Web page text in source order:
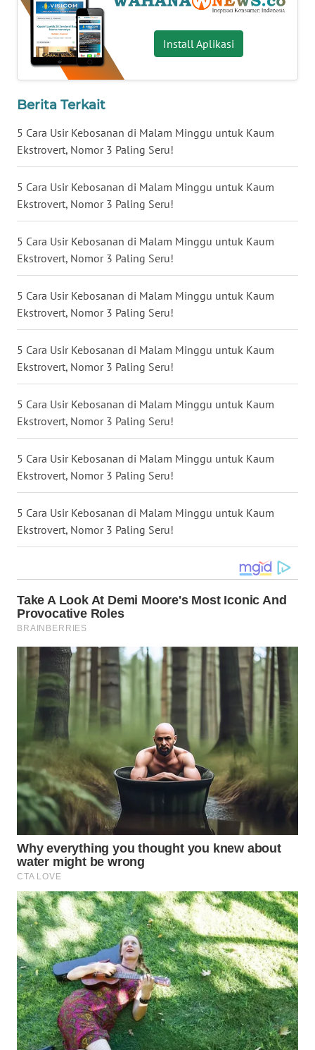
Install Aplikasi
Berita Terkait
5 Cara Usir Kebosanan di Malam Minggu untuk Kaum
Ekstrovert, Nomor 3 Paling Seru!
5 Cara Usir Kebosanan di Malam Minggu untuk Kaum
Ekstrovert, Nomor 3 Paling Seru!
5 Cara Usir Kebosanan di Malam Minggu untuk Kaum
Ekstrovert, Nomor 3 Paling Seru!
5 Cara Usir Kebosanan di Malam Minggu untuk Kaum
Ekstrovert, Nomor 3 Paling Seru!
5 Cara Usir Kebosanan di Malam Minggu untuk Kaum
Ekstrovert, Nomor 3 Paling Seru!
5 Cara Usir Kebosanan di Malam Minggu untuk Kaum
Ekstrovert, Nomor 3 Paling Seru!
5 Cara Usir Kebosanan di Malam Minggu untuk Kaum
Ekstrovert, Nomor 3 Paling Seru!
5 Cara Usir Kebosanan di Malam Minggu untuk Kaum
Ekstrovert, Nomor 3 Paling Seru!
WN
KALTARA
WN
KALSEL
KALTIM
WN
SULSEL
WN
GORONTALO
WN
SULUT
WN
TOBA
WN
WN
LANGKAT
TAPANULI
SELATAN
WN
TANJUNG
LESUNG
WN
KARO
SIMALUNGUN
WN
LABUHANBATU
WN
TAPANULI
TENGAH
WN DELI
SERDANG